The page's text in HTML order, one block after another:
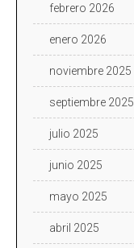
febrero 2026
enero 2026
noviembre 2025
septiembre 2025
julio 2025
junio 2025
mayo 2025
abril 2025